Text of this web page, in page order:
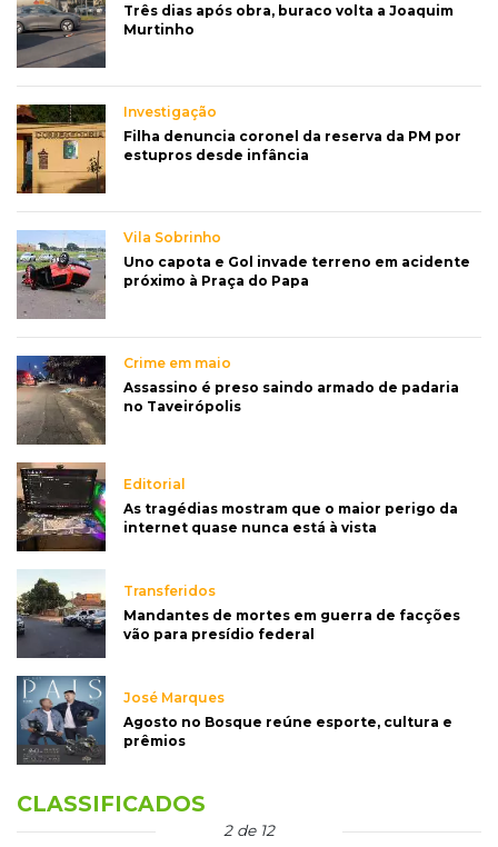
Três dias após obra, buraco volta a Joaquim
Murtinho
Investigação
Filha denuncia coronel da reserva da PM por
estupros desde infância
Vila Sobrinho
Uno capota e Gol invade terreno em acidente
próximo à Praça do Papa
Crime em maio
Assassino é preso saindo armado de padaria
no Taveirópolis
Editorial
As tragédias mostram que o maior perigo da
internet quase nunca está à vista
Transferidos
Mandantes de mortes em guerra de facções
vão para presídio federal
José Marques
Agosto no Bosque reúne esporte, cultura e
prêmios
CLASSIFICADOS
3 de 12